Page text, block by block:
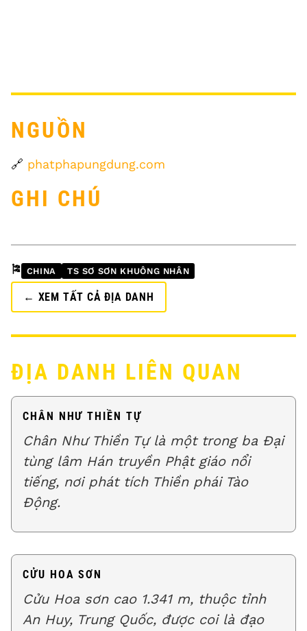
NGUỒN
🔗 phatphapungdung.com
GHI CHÚ
🎏 CHINA TS SƠ SƠN KHUÔNG NHÂN
← XEM TẤT CẢ ĐỊA DANH
ĐỊA DANH LIÊN QUAN
CHÂN NHƯ THIỀN TỰ
Chân Như Thiền Tự là một trong ba Đại
tùng lâm Hán truyền Phật giáo nổi
tiếng, nơi phát tích Thiền phái Tào
Động.
CỬU HOA SƠN
Cửu Hoa sơn cao 1.341 m, thuộc tỉnh
An Huy, Trung Quốc, được coi là đạo